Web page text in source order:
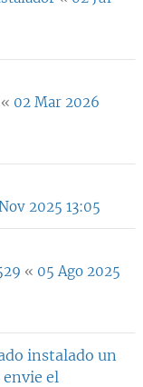
« 02 Mar 2026
2025 13:05
« 05 Ago 2025
instalado un
envie el